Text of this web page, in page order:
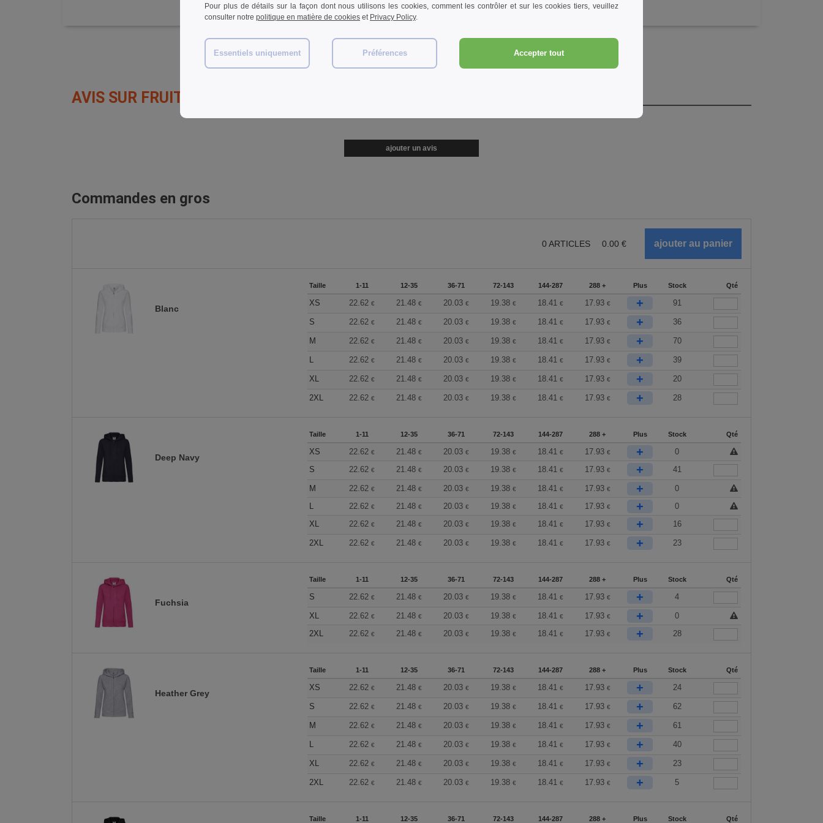
AVIS SUR FRUIT OF THE LOOM SC375
ajouter un avis
Commandes en gros
0 ARTICLES 0.00 €
Blanc
Taille 1-11 12-35 36-71 72-143 144-287 288 + Plus Stock Qté
XS 22.62€ 21.48 € 20.03 € 19.38 € 18.41 € 17.93 € + 91
S 22.62€ 21.48 € 20.03 € 19.38 € 18.41 € 17.93 € + 36
M 22.62€ 21.48 € 20.03 € 19.38 € 18.41 € 17.93 € + 70
L 22.62€ 21.48 € 20.03 € 19.38 € 18.41 € 17.93 € + 39
XL 22.62€ 21.48 € 20.03 € 19.38 € 18.41 € 17.93 € + 20
2XL 22.62€ 21.48 € 20.03 € 19.38 € 18.41 € 17.93 € + 28
Deep Navy
Taille 1-11 12-35 36-71 72-143 144-287 288 + Plus Stock Qté
XS 22.62€ 21.48 € 20.03 € 19.38 € 18.41 € 17.93 € +
0
S
22.62€ 21.48 € 20.03 € 19.38 € 18.41 € 17.93 € + 41
M 22.62€ 21.48 € 20.03 € 19.38 € 18.41 € 17.93 € +
0
L
22.62€ 21.48 € 20.03 € 19.38 € 18.41 € 17.93 € +
0
XL
22.62€ 21.48 € 20.03 € 19.38 € 18.41 € 17.93 € + 16
2XL 22.62€ 21.48 € 20.03 € 19.38 € 18.41 € 17.93 € + 23
Fuchsia
Taille 1-11 12-35 36-71 72-143 144-287 288 + Plus Stock Qté
S 22.62€ 21.48 € 20.03 € 19.38 € 18.41 € 17.93 € + 4
XL 22.62€ 21.48 € 20.03 € 19.38 € 18.41 € 17.93 € +
0
2XL
22.62€ 21.48 € 20.03 € 19.38 € 18.41 € 17.93 € + 28
Heather Grey
Taille 1-11 12-35 36-71 72-143 144-287 288 + Plus Stock Qté
XS 22.62€ 21.48 € 20.03 € 19.38 € 18.41 € 17.93 € + 24
S 22.62€ 21.48 € 20.03 € 19.38 € 18.41 € 17.93 € + 62
M 22.62€ 21.48 € 20.03 € 19.38 € 18.41 € 17.93 € + 61
L 22.62€ 21.48 € 20.03 € 19.38 € 18.41 € 17.93 € + 40
XL 22.62€ 21.48 € 20.03 € 19.38 € 18.41 € 17.93 € + 23
2XL 22.62€ 21.48 € 20.03 € 19.38 € 18.41 € 17.93 € + 5
Taille 1-11 12-35 36-71 72-143 144-287 288 + Plus Stock Qté
Pour plus de détails sur la façon dont nous utilisons les cookies, comment les contrôler et sur les cookies tiers, veuillez
consulter notre politique en matière de cookies et Privacy Policy.
Essentiels uniquement Préférences Accepter tout